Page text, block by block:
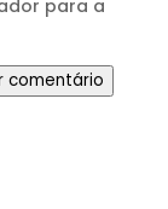
para a
comentário